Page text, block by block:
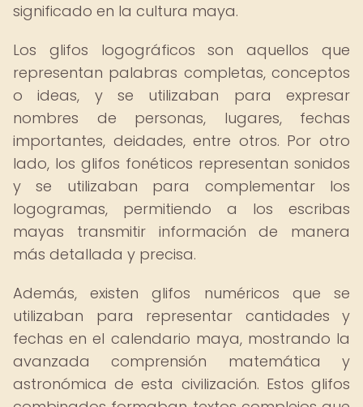
significado en la cultura maya.
Los glifos logográficos son aquellos que
representan palabras completas, conceptos
o ideas, y se utilizaban para expresar
nombres de personas, lugares, fechas
importantes, deidades, entre otros. Por otro
lado, los glifos fonéticos representan sonidos
y se utilizaban para complementar los
logogramas, permitiendo a los escribas
mayas transmitir información de manera
más detallada y precisa.
Además, existen glifos numéricos que se
utilizaban para representar cantidades y
fechas en el calendario maya, mostrando la
avanzada comprensión matemática y
astronómica de esta civilización. Estos glifos